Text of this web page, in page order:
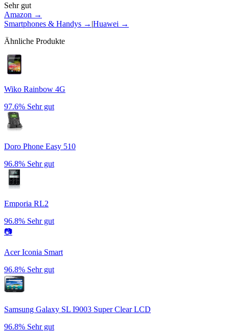
Sehr gut
Amazon →
Smartphones & Handys → |Huawei →
Ähnliche Produkte
Wiko Rainbow 4G
97.6% Sehr gut
Doro Phone Easy 510
96.8% Sehr gut
Emporia RL2
96.8% Sehr gut
📷
Acer Iconia Smart
96.8% Sehr gut
Samsung Galaxy SL I9003 Super Clear LCD
96.8% Sehr gut